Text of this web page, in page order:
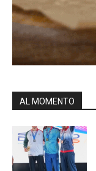
AL MOMENTO